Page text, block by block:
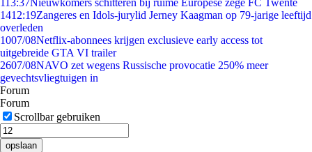
113:37Nieuwkomers schitteren bij ruime Europese zege FC Twente
1412:19Zangeres en Idols-jurylid Jerney Kaagman op 79-jarige leeftijd
overleden
1007/08Netflix-abonnees krijgen exclusieve early access tot
uitgebreide GTA VI trailer
2607/08NAVO zet wegens Russische provocatie 250% meer
gevechtsvliegtuigen in
Forum
Forum
Scrollbar gebruiken
opslaan